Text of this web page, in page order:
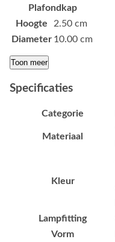
Plafondkap
Hoogte
2.50 cm
Diameter 10.00 cm
Toon meer
Specificaties
Categorie
Materiaal
Kleur
Lampfitting
Vorm